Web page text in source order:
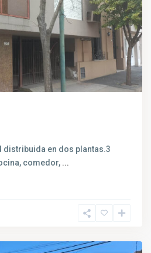
distribuida en dos plantas.3
comedor, ...